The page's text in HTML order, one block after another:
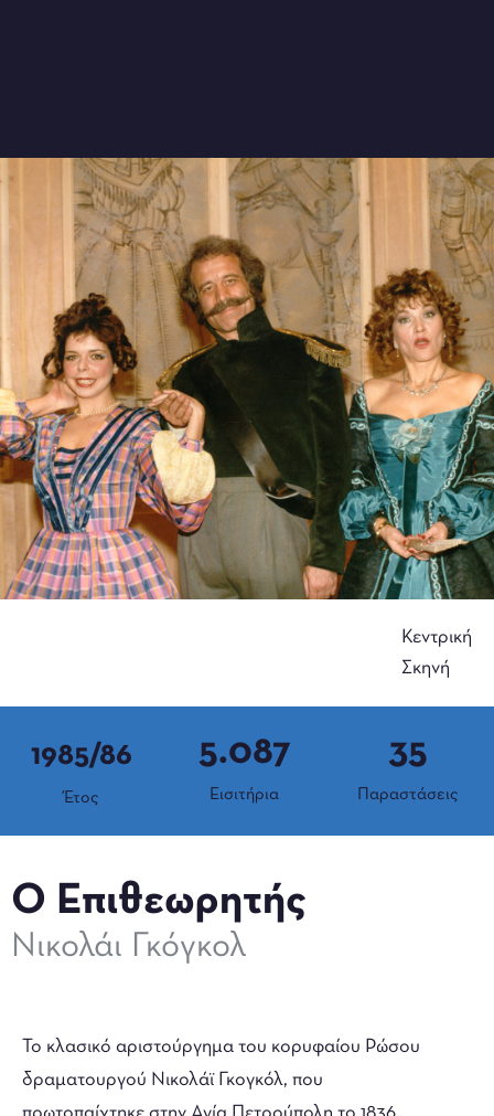
Κεντρική
Σκηνή
1985/86
Έτος Εισιτήρια
5.087
Παραστάσεις
35
Ο Επιθεωρητής
Νικολάι Γκόγκολ
Το κλασικό αριστούργημα του κορυφαίου Ρώσου
δραματουργού Νικολάϊ Γκογκόλ, που